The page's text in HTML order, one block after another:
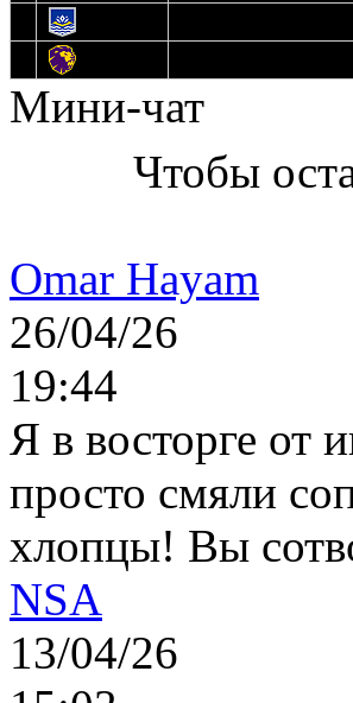
Мини-чат
Чтобы
Omar Hayam
26/04/26
19:44
Я в восторге от
просто смяли
хлопцы! Вы
NSA
13/04/26